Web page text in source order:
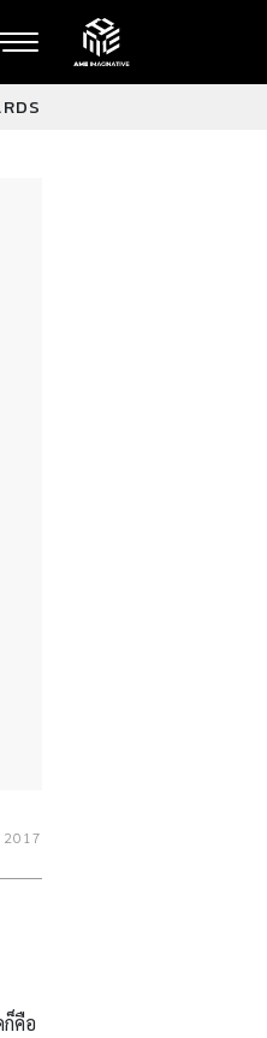
2017
คือ